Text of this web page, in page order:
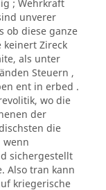
; Wehrkraft
unverer
ob diese ganze
Zireck
als unter
Steuern ,
ent in erbed .
wo die
der
die
wenn
sichergestellt
Also tran kann
kriegerische